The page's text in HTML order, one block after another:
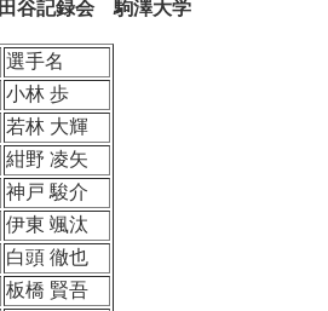
谷記録会 駒澤大学
選手名
小林 歩
若林 大輝
紺野 凌矢
神戸 駿介
伊東 颯汰
白頭 徹也
板橋 賢吾